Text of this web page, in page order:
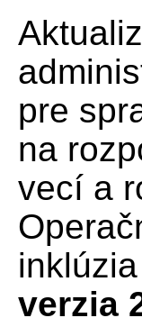
pre
na
vecí a
verzia